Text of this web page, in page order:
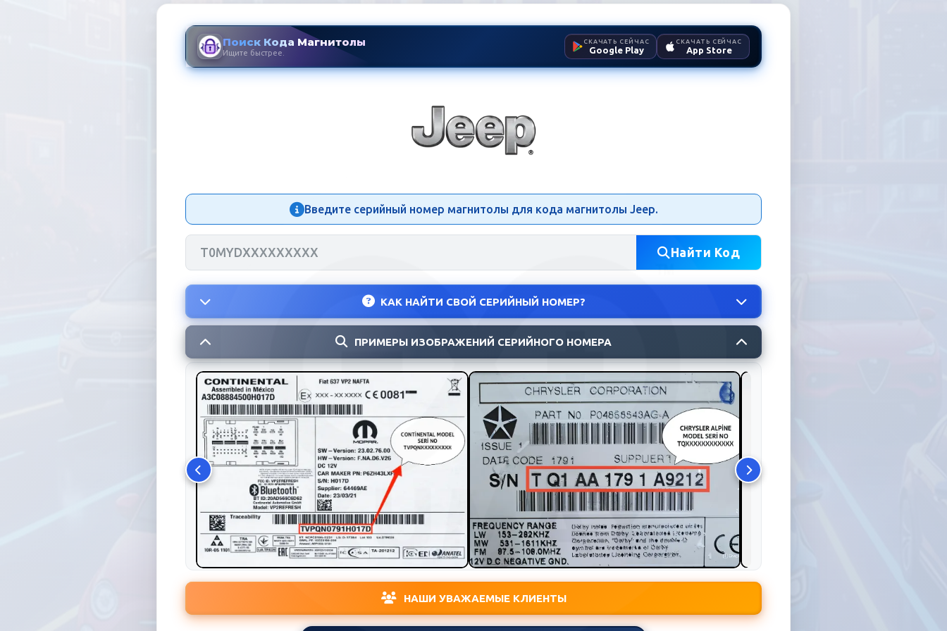
Поиск Кода Магнитолы
Ищите быстрее.
СКАЧАТЬ СЕЙЧАС
Google Play
СКАЧАТЬ СЕЙЧАС
App Store
Введите серийный номер магнитолы для кода магнитолы Jeep.
Найти Код
КАК НАЙТИ СВОЙ СЕРИЙНЫЙ НОМЕР?
ПРИМЕРЫ ИЗОБРАЖЕНИЙ СЕРИЙНОГО НОМЕРА
НАШИ УВАЖАЕМЫЕ КЛИЕНТЫ